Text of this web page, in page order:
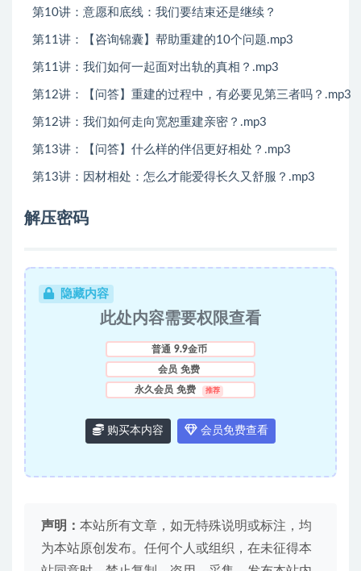
第10讲：意愿和底线：我们要结束还是继续？
第11讲：【咨询锦囊】帮助重建的10个问题.mp3
第11讲：我们如何一起面对出轨的真相？.mp3
第12讲：【问答】重建的过程中，有必要见第三者吗？.mp3
第12讲：我们如何走向宽恕重建亲密？.mp3
第13讲：【问答】什么样的伴侣更好相处？.mp3
第13讲：因材相处：怎么才能爱得长久又舒服？.mp3
解压密码
隐藏内容
此处内容需要权限查看
普通 9.9金币
会员 免费
永久会员 免费 推荐
购买本内容 会员免费查看
声明： 本站所有文章，如无特殊说明或标注，均
为本站原创发布。任何个人或组织，在未征得本